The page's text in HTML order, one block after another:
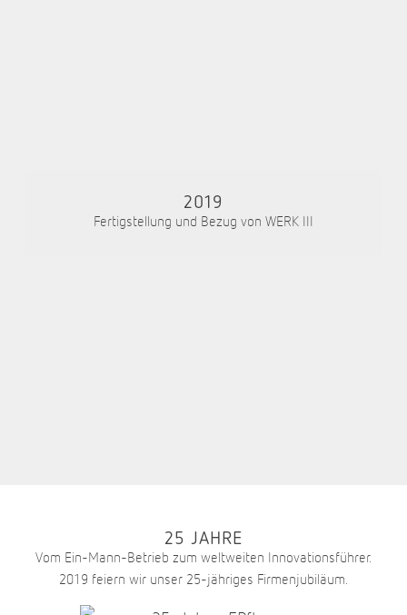
2019
Fertigstellung und Bezug von WERK III
25 JAHRE
Vom Ein-Mann-Betrieb zum weltweiten Innovationsführer.
2019 feiern wir unser 25-jähriges Firmenjubiläum.